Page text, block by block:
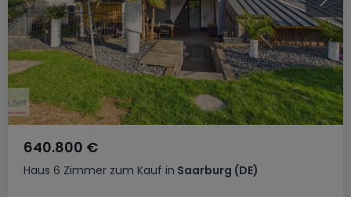
Haus 6 Zimmer zum Kauf in Saarburg (DE)
640.800 €